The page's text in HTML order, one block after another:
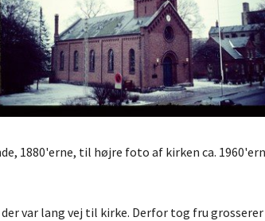
1880'erne, til højre foto af kirken ca.
var lang vej til kirke. Derfor tog fru grosserer